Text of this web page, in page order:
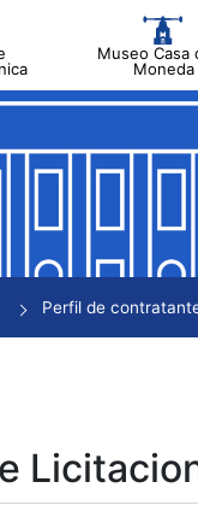
Museo Casa
Moneda
Perfil de